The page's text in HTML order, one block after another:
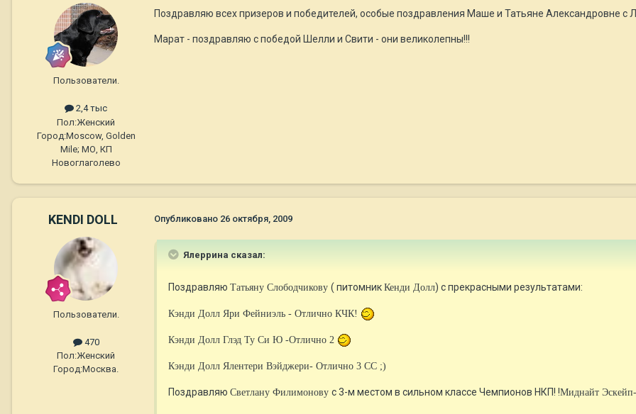
Пользователи.
2,4 тыс
Пол:Женский
Город:Moscow, Golden
Mile; МО, КП
Новоглаголево
Поздравляю всех призеров и победителей, особые поздравления Маше и Татьяне Александровне с
Марат - поздравляю с победой Шелли и Свити - они великолепны!!!
KENDI DOLL
Пользователи.
470
Пол:Женский
Город:Москва.
Опубликовано 26 октября, 2009
Ялеррина сказал:
Поздравляю Татьяну Слободчикову ( питомник Кенди Долл) с прекрасными результатами:
Кэнди Долл Яри Фейниэль - Отлично КЧК!
Кэнди Долл Глэд Ту Си Ю -Отлично 2
Кэнди Долл Ялентери Вэйджери- Отлично 3 СС ;)
Поздравляю Светлану Филимонову с 3-м местом в сильном классе Чемпионов НКП! !Миднайт